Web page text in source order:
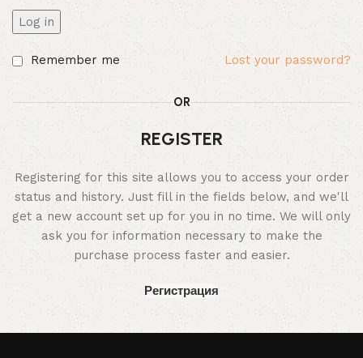
Log in
Lost your password?
Remember me
OR
REGISTER
Registering for this site allows you to access your order
status and history. Just fill in the fields below, and we'll
get a new account set up for you in no time. We will only
ask you for information necessary to make the
purchase process faster and easier.
Регистрация